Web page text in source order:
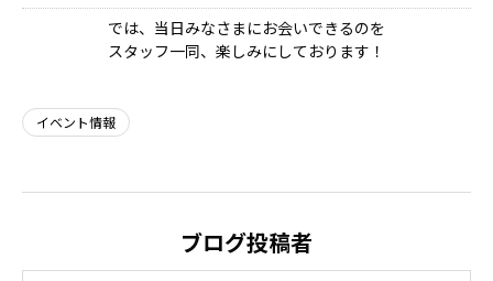
では、当日みなさまにお会いできるのを
スタッフ一同、楽しみにしております！
イベント情報
ブログ投稿者